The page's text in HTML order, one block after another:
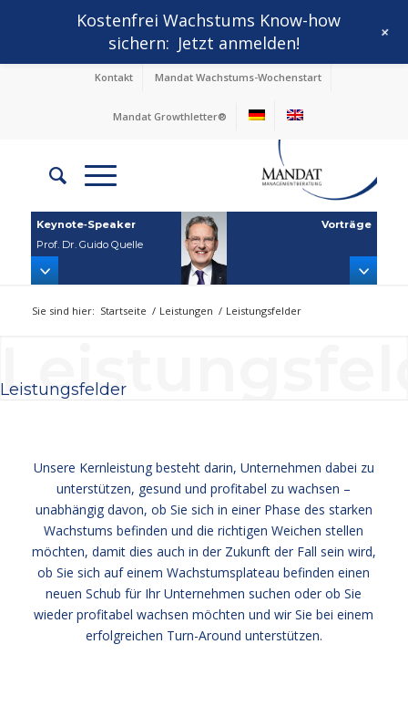
Kontakt Mandat Wachstums-Wochenstart
Mandat Growthletter®
Keynote‑Speaker
Prof. Dr. Guido Quelle
Vorträge
Sie sind hier: Startseite / Leistungen / Leistungsfelder
Leistungsfelder
Unsere Kernleistung besteht darin, Unternehmen dabei zu
unterstützen, gesund und profitabel zu wachsen –
unabhängig davon, ob Sie sich in einer Phase des starken
Wachstums befinden und die richtigen Weichen stellen
möchten, damit dies auch in der Zukunft der Fall sein wird,
ob Sie sich auf einem Wachstumsplateau befinden einen
neuen Schub für Ihr Unternehmen suchen oder ob Sie
wieder profitabel wachsen möchten und wir Sie bei einem
erfolgreichen Turn-Around unterstützen.
Kostenfrei Wachstums Know-how
sichern: Jetzt anmelden! +